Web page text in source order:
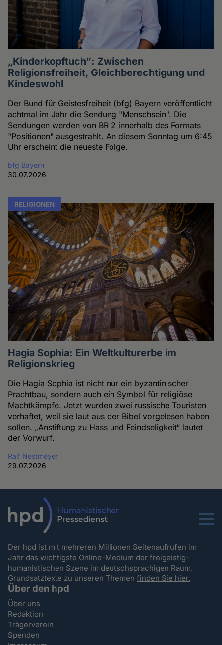
„Kinderkopftuch“: Zwischen
Religionsfreiheit, Gleichberechtigung und
Kindeswohl
Der Bund für Geistesfreiheit (bfg) Bayern veröffentlicht
achtmal im Jahr die Sendung "Menschsein". Die
Sendungen werden von BR 2 innerhalb des Formats
"Positionen" ausgestrahlt. An diesem Sonntag um 6:45
Uhr erscheint die neueste Folge.
bfg Bayern
30.07.2026
RELIGIONEN
Hagia Sophia: Ein Weltkulturerbe im
Religionskrieg
Die Hagia Sophia ist nicht nur ein byzantinischer
Prachtbau, sondern auch ein Symbol für religiöse
Machtkämpfe. Jetzt wurden zwei russische Touristen
verhaftet, weil sie laut aus der Bibel vorgelesen haben
sollen. „Anstiftung zu Hass und Feindseligkeit“ lautet
der Vorwurf.
Ralf Nestmeyer
29.07.2026
Menu
Der hpd ist mit mehreren Millionen Seitenaufrufen im
Jahr das wichtigste Online-Medium der freigeistig-
humanistischen Szene im deutschsprachigen Raum.
Grundsatztexte zu unseren Themenfinden Sie hier.
Über den hpd
Über uns
Redaktion
Trägerverein
Spenden